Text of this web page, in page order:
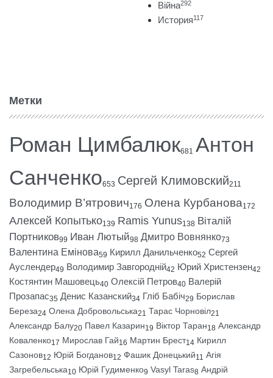
Війна292
История117
Метки
Роман Цимбалюк681 Антон
Санченко653 Сергей Климовский211
Володимир В’ятрович176 Олена Курбанова172
Алексей Копытько139 Ramis Yunus138 Віталій
Портников99 Иван Лютый98 Дмитро Вовнянко73
Валентина Емінова59 Кирилл Данильченко52 Сергей
Ауслендер49 Володимир Завгородній42 Юрий Христензен42
Костянтин Машовець40 Олексій Петров40 Валерій
Прозапас35 Денис Казанский34 Гліб Бабіч29 Борислав
Береза24 Олена Добровольська21 Тарас Чорновіл21
Александр Балу20 Павел Казарин19 Віктор Таран18 Александр
Коваленко17 Мирослав Гай16 Мартин Брест14 Кирилл
Сазонов12 Юрій Богданов12 Фашик Донецький11 Агія
Загребельська10 Юрій Гудименко9 Vasyl Taras8 Андрій